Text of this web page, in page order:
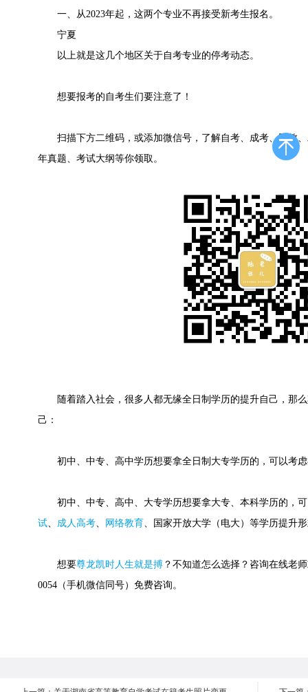
一、从2023年起，这两个专业不再接受新考生报名。
宁夏
以上就是这几个地区关于自考专业的停考动态。
想要报考的自考生们要注意了！
扫描下方二维码，或添加微信号，了解自考、成考、网教、
年真题、考试大纲等你领取。
随着踏入社会，很多人都无缘全日制学历的提升自己，那么
己：
初中、中专、高中学历想要拿全日制大专学历的，可以考虑
初中、中专、高中、大专学历想要拿大专、本科学历的，可
试、 成人高考、 网络教育、国家开放大学（电大）等学历提升
想要尊龙凯时人生就是搏 ？不知道怎么选择？咨询在线老
0054（手机微信同号）免费咨询。